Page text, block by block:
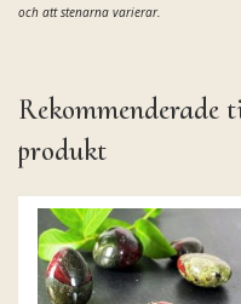
och att stenarna varierar.
produkt